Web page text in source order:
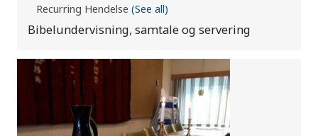
Recurring Hendelse (See all)
Bibelundervisning, samtale og servering